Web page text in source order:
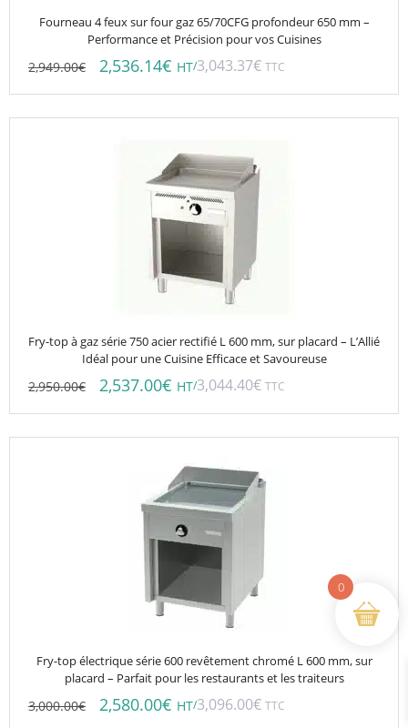
Fourneau 4 feux sur four gaz 65/70CFG profondeur 650 mm –
Performance et Précision pour vos Cuisines
2,949.00€ 2,536.14€ HT/3,043.37€ TTC
Fry-top à gaz série 750 acier rectifié L 600 mm, sur placard – L’Allié
Idéal pour une Cuisine Efficace et Savoureuse
2,950.00€ 2,537.00€ HT/3,044.40€ TTC
Fry-top électrique série 600 revêtement chromé L 600 mm, sur
placard – Parfait pour les restaurants et les traiteurs
3,000.00€ 2,580.00€ HT/3,096.00€ TTC
0